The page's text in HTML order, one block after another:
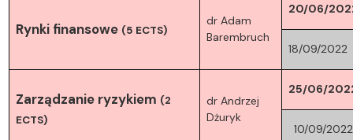
Rynki finansowe (5 ECTS)
dr Adam
Barembruch
20/06/
18/09/2022
Zarządzanie ryzykiem (2
ECTS)
dr Andrzej
Dżuryk
25/06/
10/09/2022